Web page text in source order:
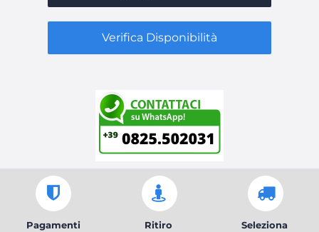
Verifica Disponibilità
Pagamenti
Ritiro
Seleziona